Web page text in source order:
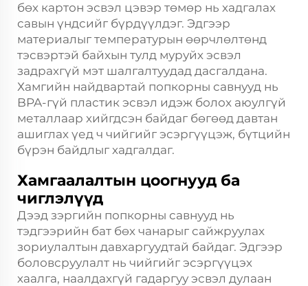
бөх картон эсвэл цэвэр төмөр нь хадгалах
савын үндсийг бүрдүүлдэг. Эдгээр
материалыг температурын өөрчлөлтөнд
тэсвэртэй байхын тулд муруйх эсвэл
задрахгүй мэт шалгалтуудад дасгалдана.
Хамгийн найдвартай попкорны савнууд нь
BPA-гүй пластик эсвэл идэж болох аюулгүй
металлаар хийгдсэн байдаг бөгөөд давтан
ашиглах үед ч чийгийг эсэргүүцэж, бүтцийн
бүрэн байдлыг хадгалдаг.
Хамгаалалтын цоогнууд ба
чиглэлүүд
Дээд зэргийн попкорны савнууд нь
тэдгээрийн бат бөх чанарыг сайжруулах
зориулалтын давхаргуудтай байдаг. Эдгээр
боловсруулалт нь чийгийг эсэргүүцэх
хаалга, наалдахгүй гадаргуу эсвэл дулаан